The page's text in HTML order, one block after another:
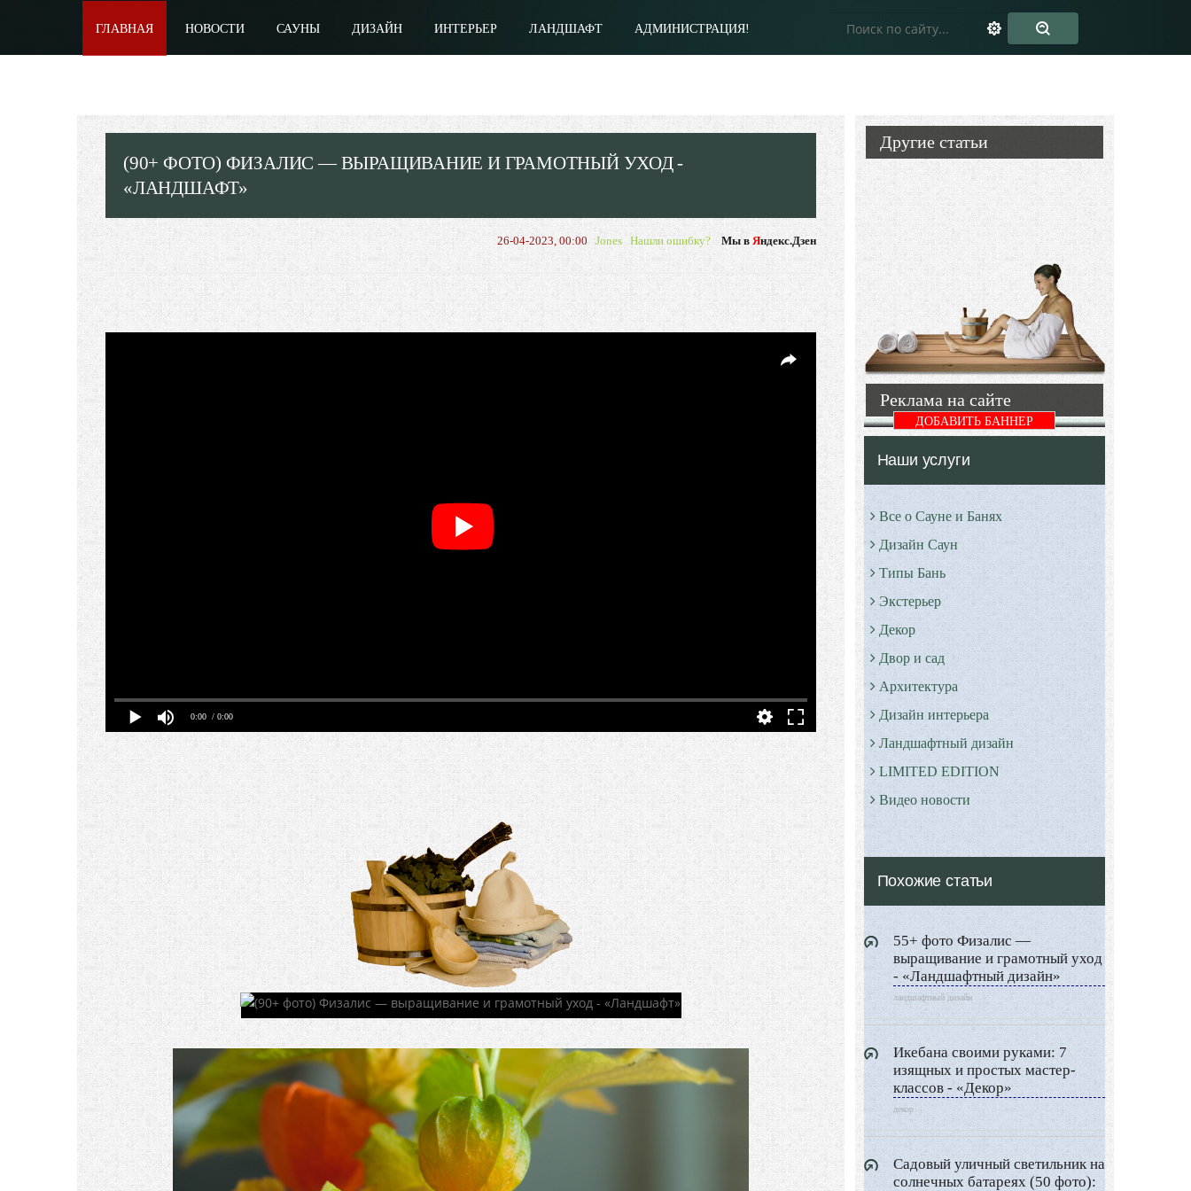
ГЛАВНАЯ НОВОСТИ САУНЫ ДИЗАЙН ИНТЕРЬЕР ЛАНДШАФТ АДМИНИСТРАЦИЯ!
(90+ ФОТО) ФИЗАЛИС — ВЫРАЩИВАНИЕ И ГРАМОТНЫЙ УХОД -
«ЛАНДШАФТ»
26-04-2023, 00:00Jones Нашли ошибку? Мы в Яндекс.Дзен
0:00 / 0:00
Другие статьи
Реклама на сайте
ДОБАВИТЬ БАННЕР
Наши услуги
Все о Сауне и Банях
Дизайн Саун
Типы Бань
Экстерьер
Декор
Двор и сад
Архитектура
Дизайн интерьера
Ландшафтный дизайн
LIMITED EDITION
Видео новости
Другие услуги
Похожие статьи
55+ фото Физалис —
выращивание и грамотный уход
- «Ландшафтный дизайн»
ландшафтный дизайн
Икебана своими руками: 7
изящных и простых мастер-
классов - «Декор»
декор
Садовый уличный светильник на
солнечных батареях (50 фото):